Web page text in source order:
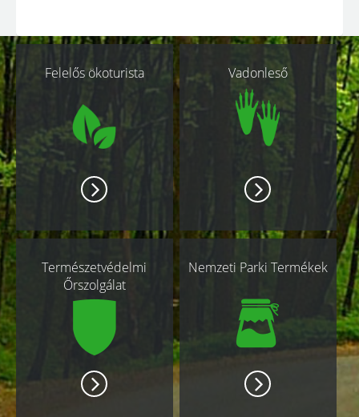
Kapcsolódó
oldalakFelelős ökoturista Vadonleső
Természetvédelmi
Őrszolgálat
Nemzeti Parki Termékek